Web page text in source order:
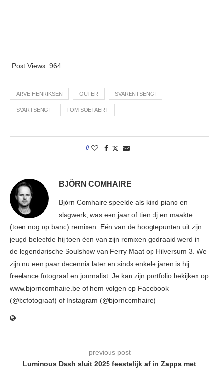
Post Views: 964
ARVE HENRIKSEN OUTER SVARENTSENGI
SVARTSENGI TOM SOETAERT
0
BJÖRN COMHAIRE
Björn Comhaire speelde als kind piano en
slagwerk, was een jaar of tien dj en maakte
(toen nog op band) remixen. Eén van de hoogtepunten uit zijn
jeugd beleefde hij toen één van zijn remixen gedraaid werd in
de legendarische Soulshow van Ferry Maat op Hilversum 3. We
zijn nu een paar decennia later en sinds enkele jaren is hij
freelance fotograaf en journalist. Je kan zijn portfolio bekijken op
www.bjorncomhaire.be of hem volgen op Facebook
(@bcfotograaf) of Instagram (@bjorncomhaire)
previous post
Luminous Dash sluit 2025 feestelijk af in Zappa met